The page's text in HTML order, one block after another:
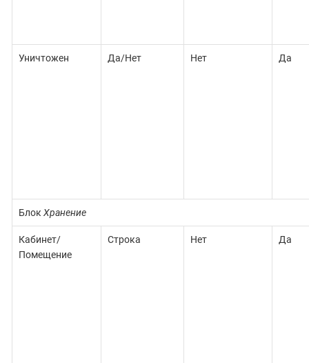
Уничтожен Да/Нет Нет Да
Блок Хранение
Кабинет/
Помещение
Строка Нет Да